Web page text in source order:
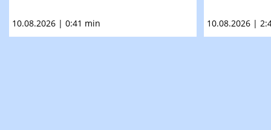
10.08.2026 | 0:41 min 10.08.2026 |